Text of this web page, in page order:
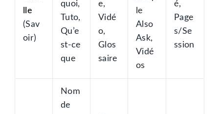
lle
(Sav
oir)
quoi,
Tuto,
Qu’e
st-ce
que
e,
Vidé
o,
Glos
saire
le
Also
Ask,
Vidé
os
é,
Page
s/Se
ssion
Nom
de